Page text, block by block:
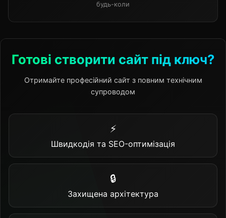
будь-коли
Готові створити сайт під ключ?
Отримайте професійний сайт з повним технічним
супроводом
⚡
Швидкодія та SEO-оптимізація
🔒
Захищена архітектура